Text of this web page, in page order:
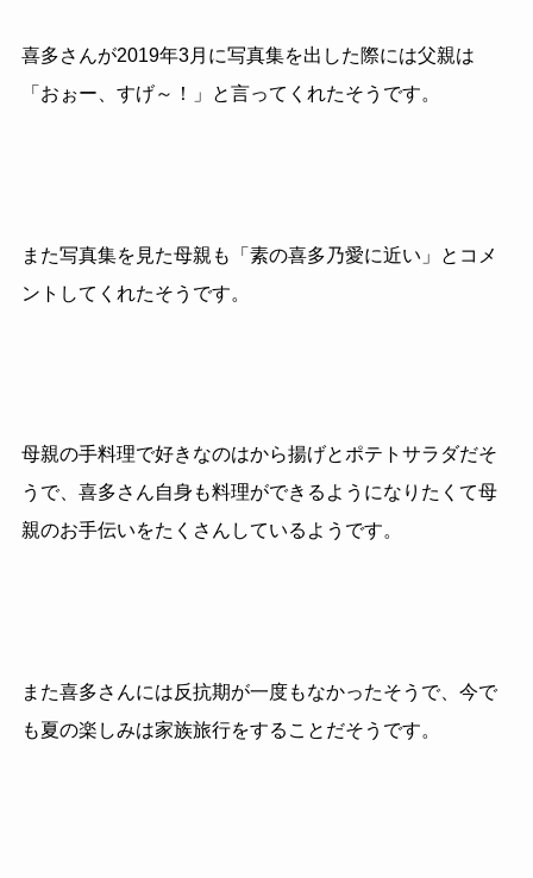
喜多さんが2019年3月に写真集を出した際には父親は
「おぉー、すげ～！」と言ってくれたそうです。
また写真集を見た母親も「素の喜多乃愛に近い」とコメ
ントしてくれたそうです。
母親の手料理で好きなのはから揚げとポテトサラダだそ
うで、喜多さん自身も料理ができるようになりたくて母
親のお手伝いをたくさんしているようです。
また喜多さんには反抗期が一度もなかったそうで、今で
も夏の楽しみは家族旅行をすることだそうです。